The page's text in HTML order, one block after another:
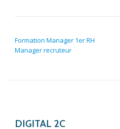
Formation Manager 1er RH
Manager recruteur
DIGITAL 2C